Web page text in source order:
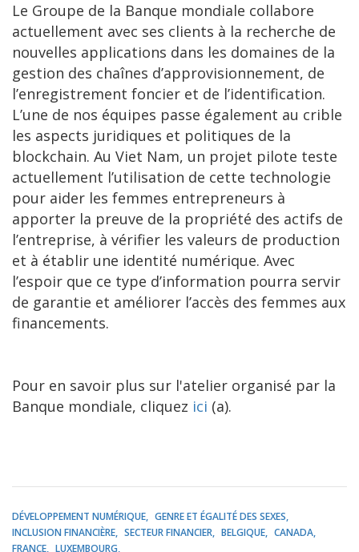
Le Groupe de la Banque mondiale collabore
actuellement avec ses clients à la recherche de
nouvelles applications dans les domaines de la
gestion des chaînes d’approvisionnement, de
l’enregistrement foncier et de l’identification.
L’une de nos équipes passe également au crible
les aspects juridiques et politiques de la
blockchain. Au Viet Nam, un projet pilote teste
actuellement l’utilisation de cette technologie
pour aider les femmes entrepreneurs à
apporter la preuve de la propriété des actifs de
l’entreprise, à vérifier les valeurs de production
et à établir une identité numérique. Avec
l’espoir que ce type d’information pourra servir
de garantie et améliorer l’accès des femmes aux
financements.
Pour en savoir plus sur l'atelier organisé par la
Banque mondiale, cliquez ici (a).
DÉVELOPPEMENT NUMÉRIQUE
GENRE ET ÉGALITÉ DES SEXES
INCLUSION FINANCIÈRE
SECTEUR FINANCIER BELGIQUE
CANADA
FRANCE
LUXEMBOURG